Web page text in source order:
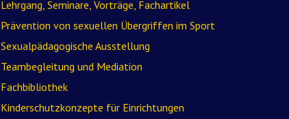
Lehrgang, Seminare, Vorträge, Fachartikel
Prävention von sexuellen Übergriffen im Sport
Sexualpädagogische Ausstellung
Teambegleitung und Mediation
Fachbibliothek
Kinderschutzkonzepte für Einrichtungen